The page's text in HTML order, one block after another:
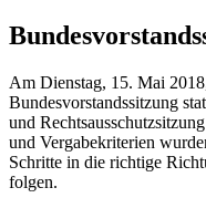
Am Dienstag, 15. Mai
Bundesvorstandssitzung
und
und Vergabekriterien
Schritte in die richtige
folgen.